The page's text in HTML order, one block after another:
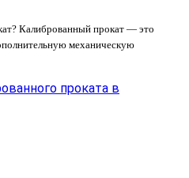
Калиброванный прокат — это
механическую
проката в